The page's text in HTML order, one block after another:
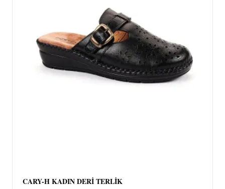
CARY-H KADIN DERİ TERLİK